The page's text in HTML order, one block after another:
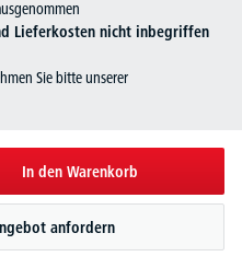
Lieferkosten nicht inbegriffen
Sie bitte unserer
In den Warenkorb
anfordern